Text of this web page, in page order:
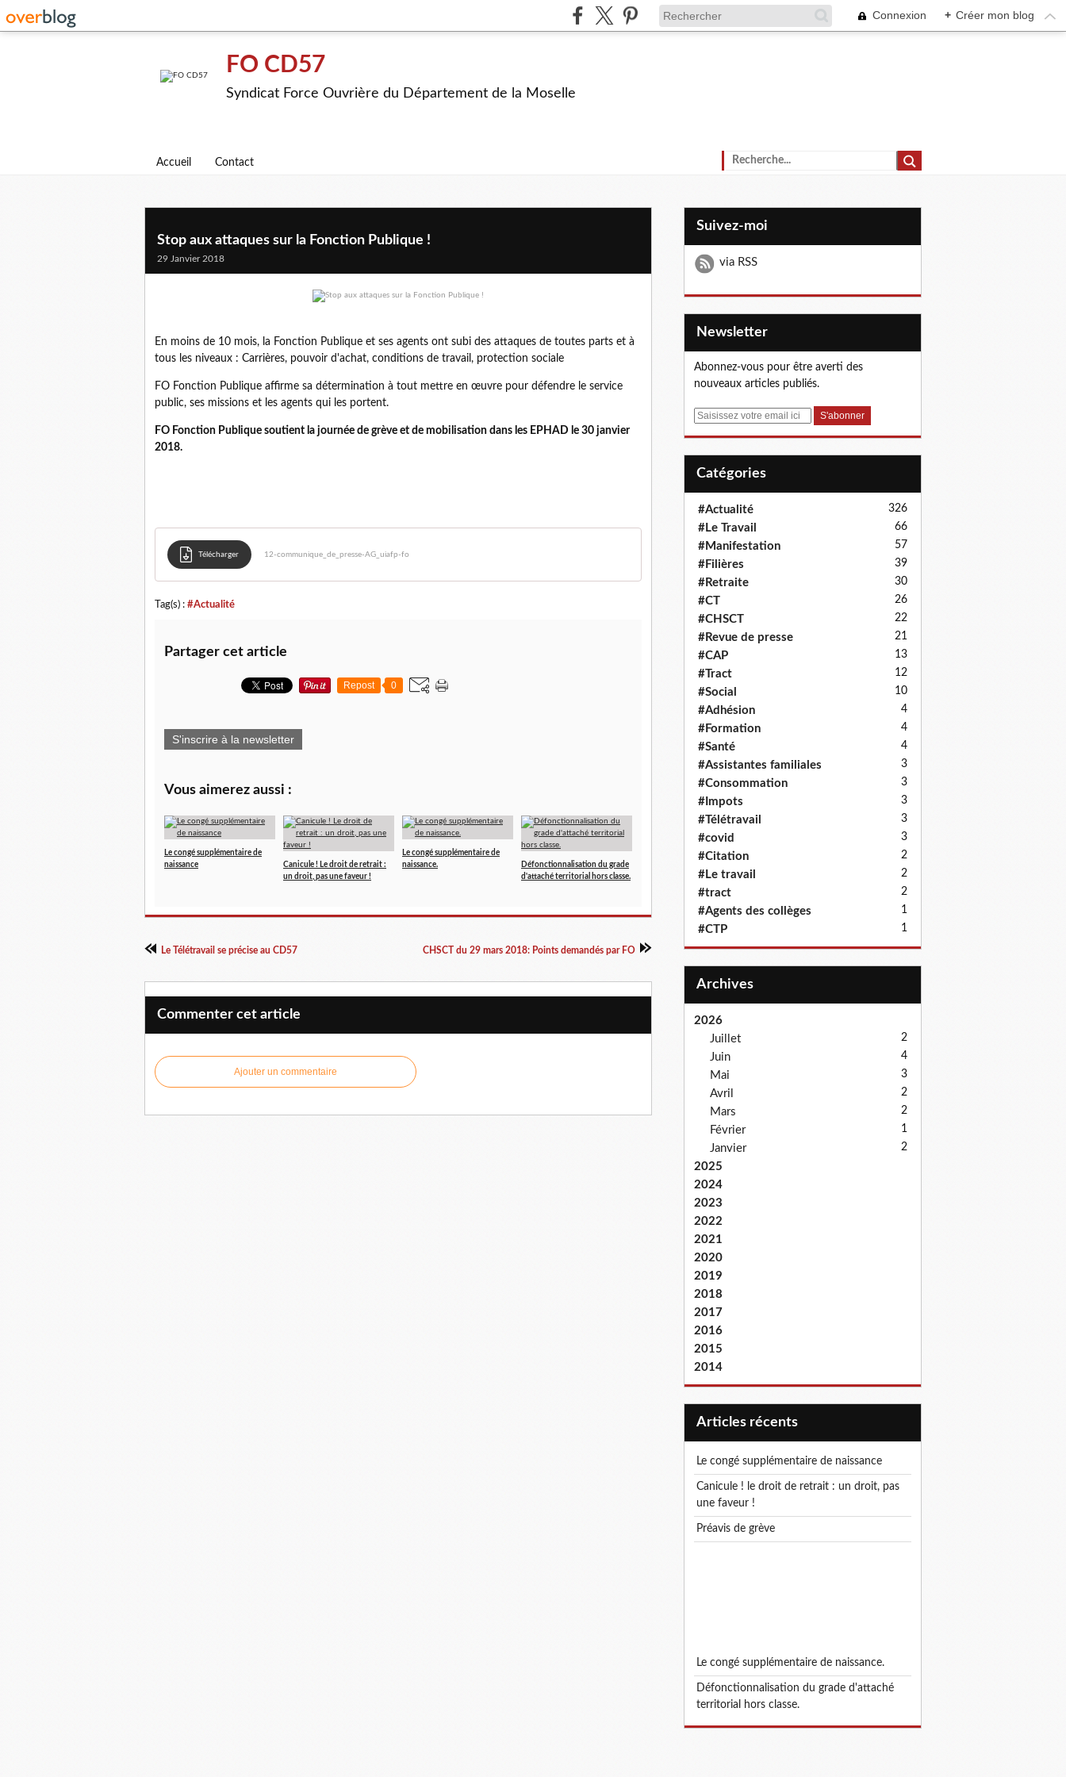
Connexion + Créer mon blog
FO CD57
Syndicat Force Ouvrière du Département de la Moselle
Accueil Contact
Stop aux attaques sur la Fonction Publique !
29 Janvier 2018
En moins de 10 mois, la Fonction Publique et ses agents ont subi des attaques de toutes parts et à
tous les niveaux : Carrières, pouvoir d'achat, conditions de travail, protection sociale
FO Fonction Publique affirme sa détermination à tout mettre en œuvre pour défendre le service
public, ses missions et les agents qui les portent.
FO Fonction Publique soutient la journée de grève et de mobilisation dans les EPHAD le 30 janvier
2018.
Télécharger 12-communique_de_presse-AG_uiafp-fo
Tag(s) : #Actualité
Partager cet article
Repost 0
S'inscrire à la newsletter
Vous aimerez aussi :
Le congé supplémentaire de
naissance
Canicule ! Le droit de retrait :
un droit, pas une faveur !
Le congé supplémentaire de
naissance.
Défonctionnalisation du grade
d'attaché territorial hors classe.
Le Télétravail se précise au CD57 CHSCT du 29 mars 2018: Points demandés par FO
Commenter cet article
Ajouter un commentaire
Suivez-moi
via RSS
Newsletter
Abonnez-vous pour être averti des
nouveaux articles publiés.
E
Catégories
#Actualité 326
#Le Travail 66
#Manifestation 57
#Filières 39
#Retraite 30
#CT 26
#CHSCT 22
#Revue de presse 21
#CAP 13
#Tract 12
#Social 10
#Adhésion 4
#Formation 4
#Santé 4
#Assistantes familiales 3
#Consommation 3
#Impots 3
#Télétravail 3
#covid 3
#Citation 2
#Le travail 2
#tract 2
#Agents des collèges 1
#CTP 1
Archives
2026
Juillet
2
Juin 4
Mai 3
Avril 2
Mars 2
Février 1
Janvier 2
2025
2024
2023
2022
2021
2020
2019
2018
2017
2016
2015
2014
articles récents
le congé supplémentaire de naissance
canicule ! le droit de retrait : un droit, pas
une faveur !
préavis de grève
le congé supplémentaire de naissance.
défonctionnalisation du grade d'attaché
territorial hors classe.